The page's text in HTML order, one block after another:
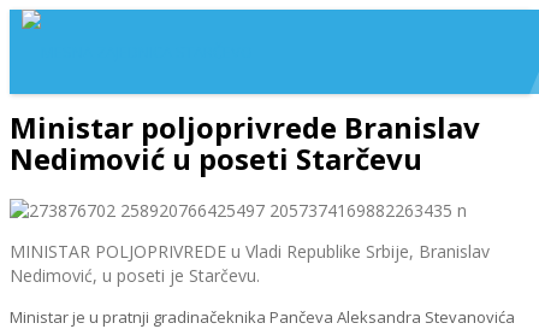
Ministar poljoprivrede Branislav
Nedimović u poseti Starčevu
MINISTAR POLJOPRIVREDE u Vladi Republike Srbije, Branislav
Nedimović, u poseti je Starčevu.
Ministar je u pratnji gradinačeknika Pančeva Aleksandra Stevanovića